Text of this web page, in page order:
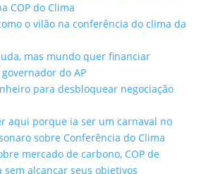
COP do Clima
o vilão na conferência do clima da
mas mundo quer financiar
do AP
para desbloquear negociação
aqui porque ia ser um carnaval no
sobre Conferência do Clima
mercado de carbono, COP de
alcançar seus objetivos